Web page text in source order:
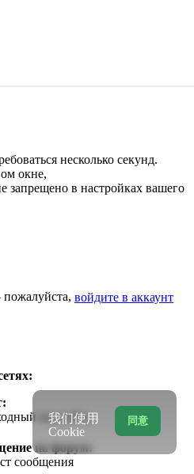
несколько секунд.
окне,
запрещено в настройках вашего
войдите в аккаунт
код сайта
на форум:
сообщения
同意
我们使用
Cookie